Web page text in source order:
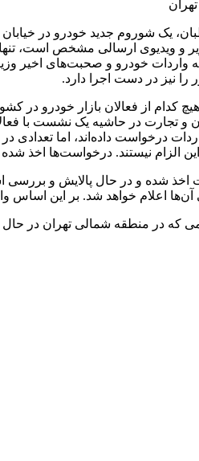
یک شوروم جدید خودرو در
واردات خودرو و صحبت‌های
نیز در دست اجرا دارد.
کدام از فعالان بازار خودرو
داده‌اند، اما تعدادی در
نیستند. درخواست‌ها اخذ شده
شده و در حال پالایش و
آن‌ها اعلام خواهد شد. بر این
در منطقه شمالی تهران در حال